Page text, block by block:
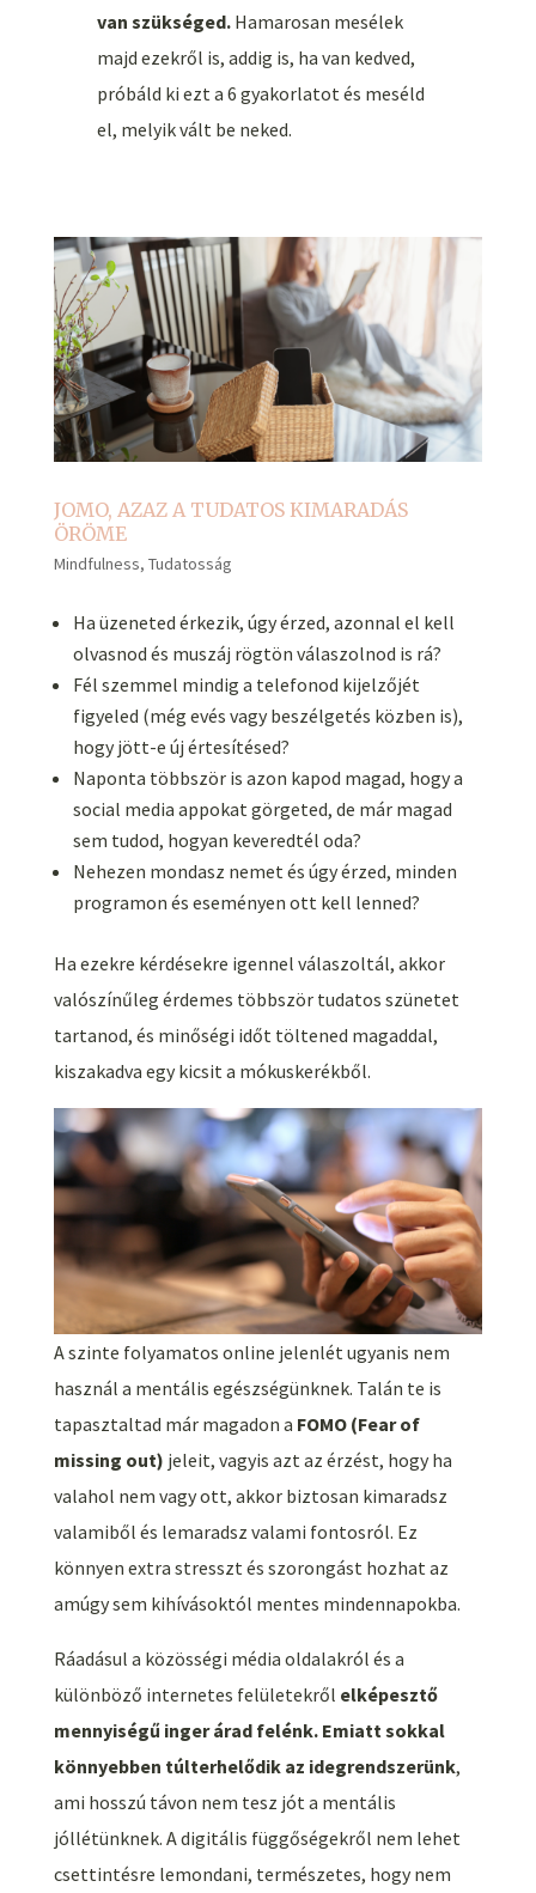
van szükséged.Hamarosan mesélek
majd ezekről is, addig is, ha van kedved,
próbáld ki ezt a 6 gyakorlatot és meséld
el, melyik vált be neked.
JOMO, AZAZ A TUDATOS KIMARADÁS
ÖRÖME
Mindfulness, Tudatosság
Ha üzeneted érkezik, úgy érzed, azonnal el kell
olvasnod és muszáj rögtön válaszolnod is rá?
Fél szemmel mindig a telefonod kijelzőjét
figyeled (még evés vagy beszélgetés közben is),
hogy jött-e új értesítésed?
Naponta többször is azon kapod magad, hogy a
social media appokat görgeted, de már magad
sem tudod, hogyan keveredtél oda?
Nehezen mondasz nemet és úgy érzed, minden
programon és eseményen ott kell lenned?
Ha ezekre kérdésekre igennel válaszoltál, akkor
valószínűleg érdemes többször tudatos szünetet
tartanod, és minőségi időt töltened magaddal,
kiszakadva egy kicsit a mókuskerékből.
A szinte folyamatos online jelenlét ugyanis nem
használ a mentális egészségünknek. Talán te is
tapasztaltad már magadon a FOMO (Fear of
missing out) jeleit, vagyis azt az érzést, hogy ha
valahol nem vagy ott, akkor biztosan kimaradsz
valamiből és lemaradsz valami fontosról. Ez
könnyen extra stresszt és szorongást hozhat az
amúgy sem kihívásoktól mentes mindennapokba.
Ráadásul a közösségi média oldalakról és a
különböző internetes felületekről elképesztő
mennyiségű inger árad felénk. Emiatt sokkal
könnyebben túlterhelődik az idegrendszerünk,
ami hosszú távon nem tesz jót a mentális
jóllétünknek. A digitális függőségekről nem lehet
csettintésre lemondani, természetes, hogy nem